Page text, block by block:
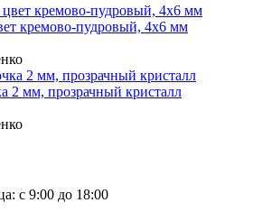
кремово-пудровый, 4х6 мм
2 мм, прозрачный кристалл
с 9:00 до 18:00